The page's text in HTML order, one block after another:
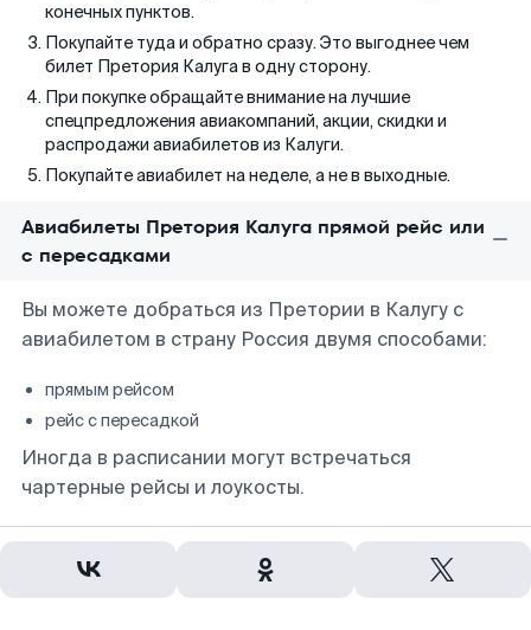
конечных пунктов.
Покупайте туда и обратно сразу. Это выгоднее чем
билет Претория Калуга в одну сторону.
При покупке обращайте внимание на лучшие
спецпредложения авиакомпаний, акции, скидки и
распродажи авиабилетов из Калуги.
Покупайте авиабилет на неделе, а не в выходные.
Авиабилеты Претория Калуга прямой рейс или
с пересадками
Вы можете добраться из Претории в Калугу с
авиабилетом в страну Россия двумя способами:
прямым рейсом
рейс с пересадкой
Иногда в расписании могут встречаться
чартерные рейсы и лоукосты.